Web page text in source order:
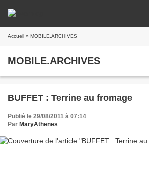
Accueil » MOBILE.ARCHIVES
MOBILE.ARCHIVES
BUFFET : Terrine au fromage
Publié le 29/08/2011 à 07:14
Par MaryAthenes